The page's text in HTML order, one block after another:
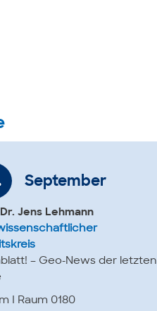
September
Jens Lehmann
– Geo-News der letzten
I Raum 0180